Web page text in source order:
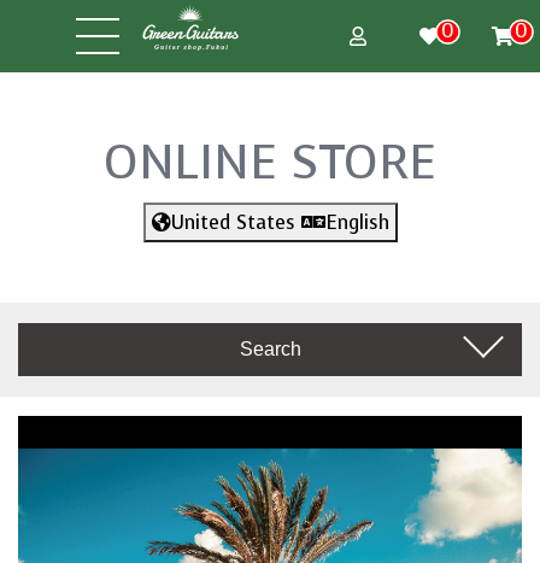
0 0
ONLINE STORE
United States English
Search